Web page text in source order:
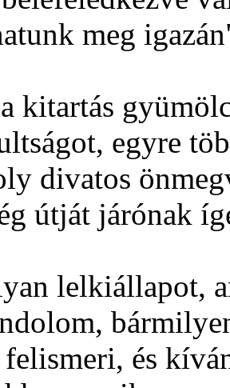
meg
kitartás
egyre
divatos
útját járónak
lelkiállapot,
és